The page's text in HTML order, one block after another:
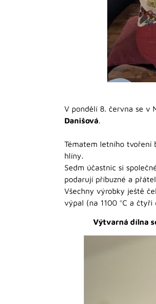
V pondělí 8. června se v
Danišová.
Tématem letního tvoření
hlíny.
Sedm účastnic si
podarují příbuzné a
Všechny výrobky ještě
výpal (na 1100 °C a čtyři
Výtvarná dílna